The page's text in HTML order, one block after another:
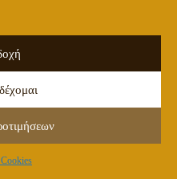
Cookies
των Ερεχθειδών, με
[13.500 τ.μ., λέει η
κρατικό. Και όμως, η
των Ερεχθειδών
και ονομάζουν το